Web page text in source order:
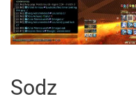
Sodz